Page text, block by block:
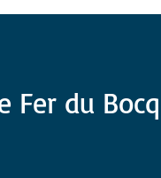
Fer du Bocq